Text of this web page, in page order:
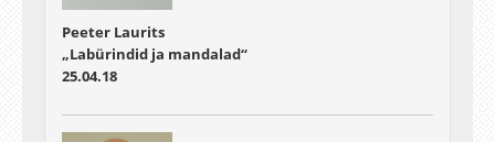
Peeter Laurits
„Labürindid ja mandalad“
25.04.18